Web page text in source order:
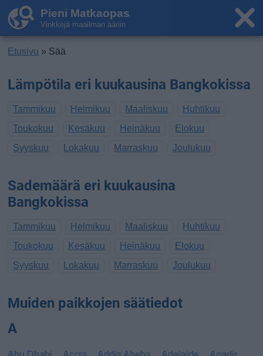
Pieni Matkaopas
Vinkkejä maailman ääriin
Etusivu » Sää
Lämpötila eri kuukausina Bangkokissa
Tammikuu Helmikuu Maaliskuu
Huhtikuu
Toukokuu
Kesäkuu Heinäkuu
Elokuu
Syyskuu
Lokakuu Marraskuu Joulukuu
Sademäärä eri kuukausina
Bangkokissa
Tammikuu Helmikuu Maaliskuu
Huhtikuu
Toukokuu
Kesäkuu Heinäkuu
Elokuu
Syyskuu
Lokakuu Marraskuu Joulukuu
Muiden paikkojen säätiedot
A